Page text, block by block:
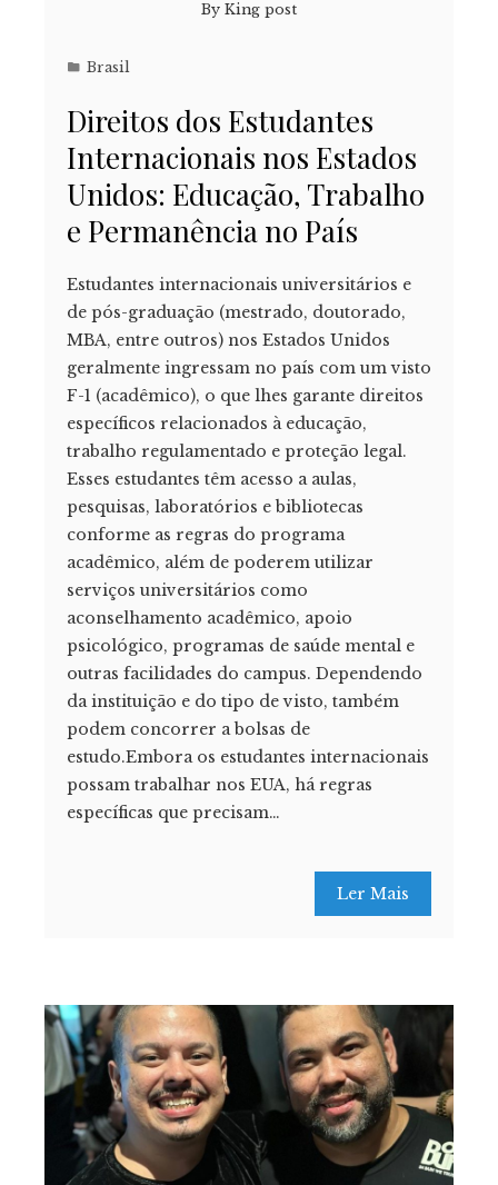
By King post
Brasil
Direitos dos Estudantes
Internacionais nos Estados
Unidos: Educação, Trabalho
e Permanência no País
Estudantes internacionais universitários e
de pós-graduação (mestrado, doutorado,
MBA, entre outros) nos Estados Unidos
geralmente ingressam no país com um visto
F-1 (acadêmico), o que lhes garante direitos
específicos relacionados à educação,
trabalho regulamentado e proteção legal.
Esses estudantes têm acesso a aulas,
pesquisas, laboratórios e bibliotecas
conforme as regras do programa
acadêmico, além de poderem utilizar
serviços universitários como
aconselhamento acadêmico, apoio
psicológico, programas de saúde mental e
outras facilidades do campus. Dependendo
da instituição e do tipo de visto, também
podem concorrer a bolsas de
estudo.Embora os estudantes internacionais
possam trabalhar nos EUA, há regras
específicas que precisam…
Ler Mais